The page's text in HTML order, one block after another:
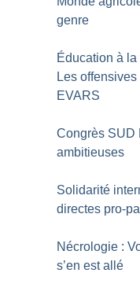
genre
Éducation à
Les
EVARS
Congrès SUD
ambitieuses
Solidarité
directes pro-
Nécrologie :
s’en est allé